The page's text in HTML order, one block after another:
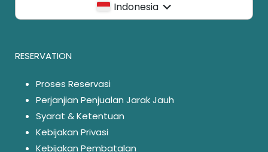
Indonesia
RESERVATION
Proses Reservasi
Perjanjian Penjualan Jarak Jauh
Syarat & Ketentuan
Kebijakan Privasi
Kebijakan Pembatalan